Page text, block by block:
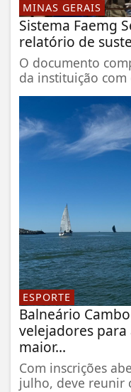
MINAS GERAIS
Sistema Faemg
relatório de
O documento
da instituição
ESPORTE
Balneário
velejadores
maior...
Com inscrições
julho, deve reunir